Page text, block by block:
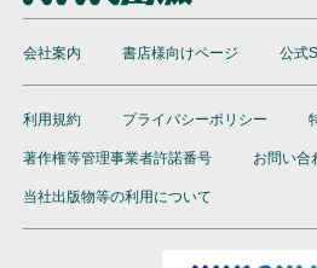
会社案内 書店様向けページ 公式
利用規約 プライバシーポリシー
著作権等管理事業者許諾番号 お問い合
当社出版物等の利用について